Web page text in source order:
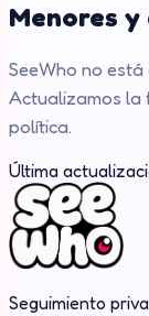
Menores y
SeeWho no está
Actualizamos la
política.
Última
Seguimiento